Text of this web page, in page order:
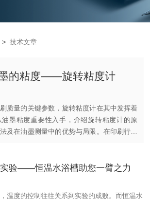
>技术文章
的粘度——旋转粘度计
质量的关键参数，旋转粘度计在其中发挥着
墨粘度重要性入手，介绍旋转粘度计的原
及在油墨测量中的优势与局限。在印刷行业
验——恒温水浴槽助您一臂之力
温度的控制往往关系到实验的成败。而恒温水